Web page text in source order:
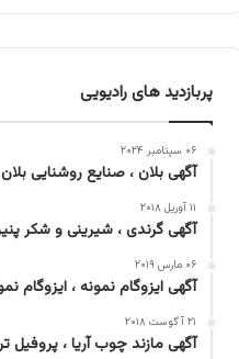
پربازدید های رادیویی
۰۶ سپتامبر ۲۰۲۴
آگهی بلان ، صنایع روشنایی بلان
۱۱ آوریل ۲۰۱۸
آگهی گرندی ، شیرینی و شکر
۰۶ مارس ۲۰۱۹
آگهی ایزوگام نمونه ، ایزوگام
۲۱ آگوست ۲۰۱۸
آگهی مازند چوب آریا ، پروفیل